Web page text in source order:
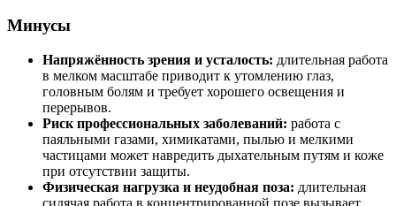
Минусы
Напряжённость зрения и усталость: длительная работа
в мелком масштабе приводит к утомлению глаз,
головным болям и требует хорошего освещения и
перерывов.
Риск профессиональных заболеваний: работа с
паяльными газами, химикатами, пылью и мелкими
частицами может навредить дыхательным путям и коже
при отсутствии защиты.
Физическая нагрузка и неудобная поза: длительная
сидячая работа в концентрированной позе вызывает